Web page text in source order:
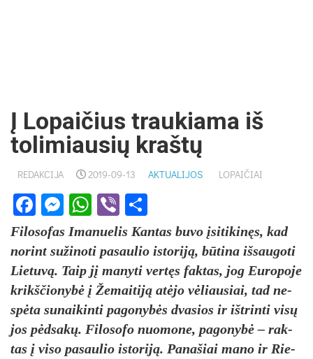
Į Lopaičius traukiama iš
tolimiausių kraštų
REDAKCIJA 2019-09-13 AKTUALIJOS LOPAIČIAI
Facebook
Messenger
WhatsApp
Viber
Fi­lo­so­fas Ima­nue­lis Kan­tas bu­vo įsi­ti­ki­nęs, kad
no­rint su­ži­no­ti pa­sau­lio is­to­ri­ją, bū­ti­na iš­sau­go­ti
Lie­tu­vą. Taip jį ma­ny­ti ver­tęs fak­tas, jog Eu­ro­po­je
krikš­čio­ny­bė į Že­mai­ti­ją atė­jo vė­liau­siai, tad ne­
spė­ta su­nai­kin­ti pa­go­ny­bės dva­sios ir iš­trin­ti vi­sų
jos pėd­sa­kų. Fi­lo­so­fo nuo­mo­ne, pa­go­ny­bė – rak­
tas į vi­so pa­sau­lio is­to­ri­ją. Pa­na­šiai ma­no ir Rie­